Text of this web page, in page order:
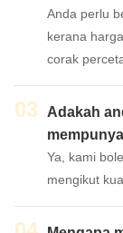
LAWATAN KILANG
Anda perlu
kerana
corak
03
Adakah
Ya, kami
mengikut